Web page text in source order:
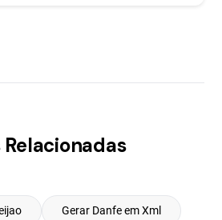
Relacionadas
Gerar Danfe em Xml